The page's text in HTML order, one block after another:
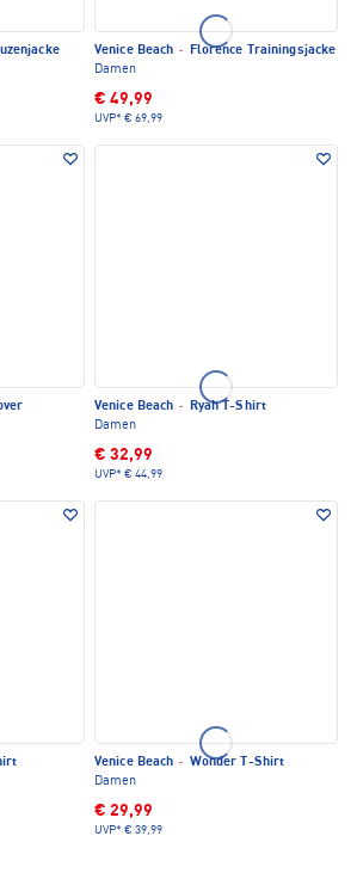
Venice Beach ·
Florence Trainingsjacke
Damen
€ 49,99
UVP* € 69,99
Venice Beach ·
Ryah T-Shirt
Damen
€ 32,99
UVP* € 44,99
Venice Beach · Wonder T-Shirt
Damen
€ 29,99
UVP* € 39,99